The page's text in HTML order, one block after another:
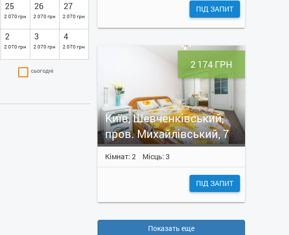
25
2 070 грн
26
2 070 грн
27
2 070 грн
2
2 070 грн
3
2 070 грн
4
2 070 грн
сьогодні
ПІД ЗАПИТ
2 174 ГРН
Київ, Шевченківський,
пров. Михайлівський, 7
Кімнат: 2 Місць: 3
ПІД ЗАПИТ
Показать еще